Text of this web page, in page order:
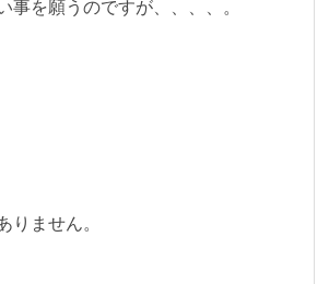
事を願うのですが、、、、。
りません。